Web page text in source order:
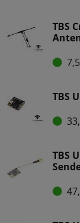
TBS
TBS
TBS